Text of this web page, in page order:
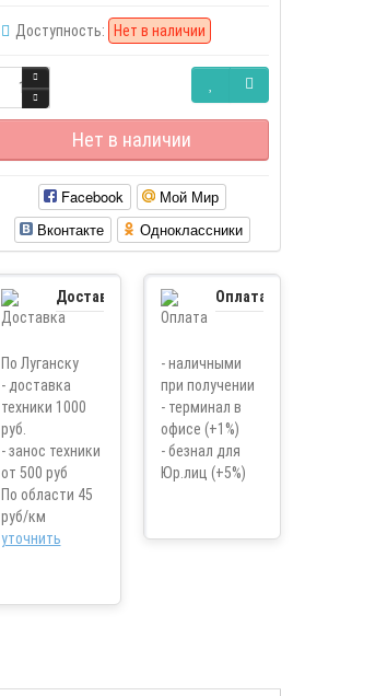
Доступность: Нет в наличии
Нет в наличии
Facebook
Мой Мир
Вконтакте
Одноклассники
Доставка
По Луганску
- доставка
техники 1000
руб.
- занос техники
от 500 руб
По области 45
руб/км
уточнить
Оплата
- наличными
при получении
- терминал в
офисе (+1%)
- безнал для
Юр.лиц (+5%)